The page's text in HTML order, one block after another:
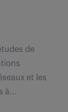
de
et les
à...